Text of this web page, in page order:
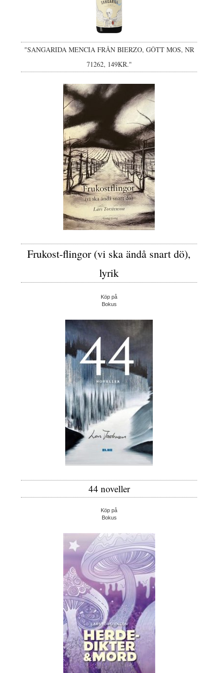
"SANGARIDA MENCIA FRÅN BIERZO, GÔTT MOS, NR
71262, 149KR."
Frukost-flingor (vi ska ändå snart dö),
lyrik
Köp på
Bokus
44 noveller
Köp på
Bokus